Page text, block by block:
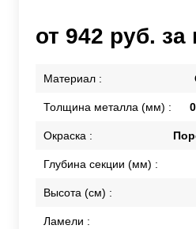
от 942 руб. за
Материал :
Толщина металла (мм) :
Окраска :
Глубина секции (мм) :
Высота (см) :
Ламели :